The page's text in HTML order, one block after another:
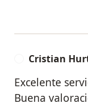
Cristian
Excelente
Buena